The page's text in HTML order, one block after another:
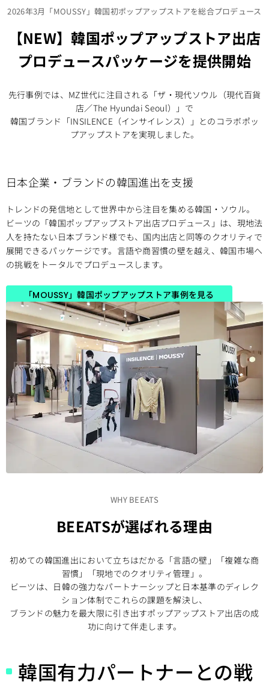
2026年3月「MOUSSY」韓国初ポップアップストアを総合プロデュース
【NEW】韓国ポップアップストア出店
プロデュースパッケージを提供開始
先行事例では、MZ世代に注目される「ザ・現代ソウル（現代百貨
店／The Hyundai Seoul）」で
韓国ブランド「INSILENCE（インサイレンス）」とのコラボポッ
プアップストアを実現しました。
日本企業・ブランドの韓国進出を支援
トレンドの発信地として世界中から注目を集める韓国・ソウル。
ビーツの「韓国ポップアップストア出店プロデュース」は、現地法
人を持たない日本ブランド様でも、国内出店と同等のクオリティで
展開できるパッケージです。言語や商習慣の壁を越え、韓国市場へ
の挑戦をトータルでプロデュースします。
「MOUSSY」韓国ポップアップストア事例を見る
WHY BEEATS
BEEATSが選ばれる理由​
初めての韓国進出において立ちはだかる「言語の壁」「複雑な商
習慣」「現地でのクオリティ管理」。
ビーツは、日韓の強力なパートナーシップと日本基準のディレク
ション体制でこれらの課題を解決し、
ブランドの魅力を最大限に引き出すポップアップストア出店の成
功に向けて伴走します。
韓国有力パートナーとの戦